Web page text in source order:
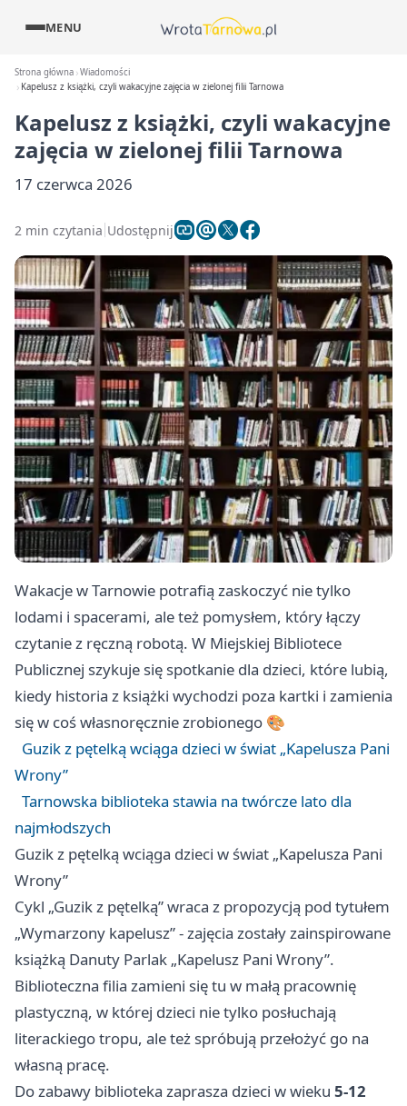
MENU
Strona główna Wiadomości
Kapelusz z książki, czyli wakacyjne zajęcia w zielonej filii Tarnowa
Kapelusz z książki, czyli wakacyjne
zajęcia w zielonej filii Tarnowa
17 czerwca 2026
2 min czytania Udostępnij
Wakacje w Tarnowie potrafią zaskoczyć nie tylko
lodami i spacerami, ale też pomysłem, który łączy
czytanie z ręczną robotą. W Miejskiej Bibliotece
Publicznej szykuje się spotkanie dla dzieci, które lubią,
kiedy historia z książki wychodzi poza kartki i zamienia
się w coś własnoręcznie zrobionego 🎨
Guzik z pętelką wciąga dzieci w świat „Kapelusza Pani
Wrony”
Tarnowska biblioteka stawia na twórcze lato dla
najmłodszych
Guzik z pętelką wciąga dzieci w świat „Kapelusza Pani
Wrony”
Cykl „Guzik z pętelką” wraca z propozycją pod tytułem
„Wymarzony kapelusz” - zajęcia zostały zainspirowane
książką Danuty Parlak „Kapelusz Pani Wrony”.
Biblioteczna filia zamieni się tu w małą pracownię
plastyczną, w której dzieci nie tylko posłuchają
literackiego tropu, ale też spróbują przełożyć go na
własną pracę.
Do zabawy biblioteka zaprasza dzieci w wieku 5-12